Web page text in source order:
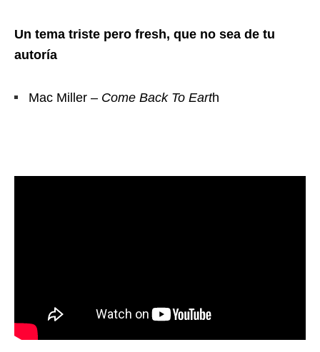
Un tema triste pero fresh, que no sea de tu
autoría
Mac Miller – Come Back To Earth